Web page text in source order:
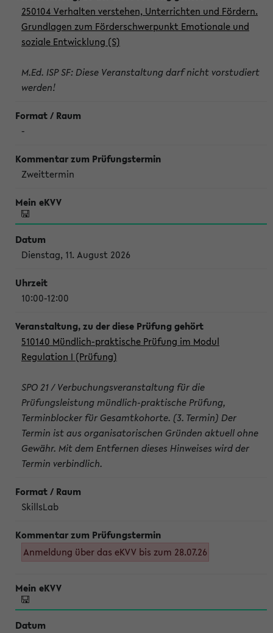
250104 Verhalten verstehen, Unterrichten und Fördern.
Grundlagen zum Förderschwerpunkt Emotionale und
soziale Entwicklung (S)
M.Ed. ISP SF: Diese Veranstaltung darf nicht vorstudiert
werden!
-
Zweittermin
Dienstag, 11. August 2026
10:00-12:00
510140 Mündlich-praktische Prüfung im Modul
Regulation I (Prüfung)
SPO 21 / Verbuchungsveranstaltung für die
Prüfungsleistung mündlich-praktische Prüfung,
Terminblocker für Gesamtkohorte. (3. Termin) Der
Termin ist aus organisatorischen Gründen aktuell ohne
Gewähr. Mit dem Entfernen dieses Hinweises wird der
Termin verbindlich.
SkillsLab
Anmeldung über das eKVV bis zum 28.07.26